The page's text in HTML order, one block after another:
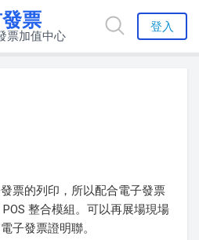
票
票加值中心
登入
票的列印，所以配合電子發票
整合模組。可以再展場現場
子發票證明聯。